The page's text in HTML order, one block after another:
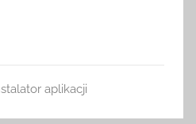
aplikacji